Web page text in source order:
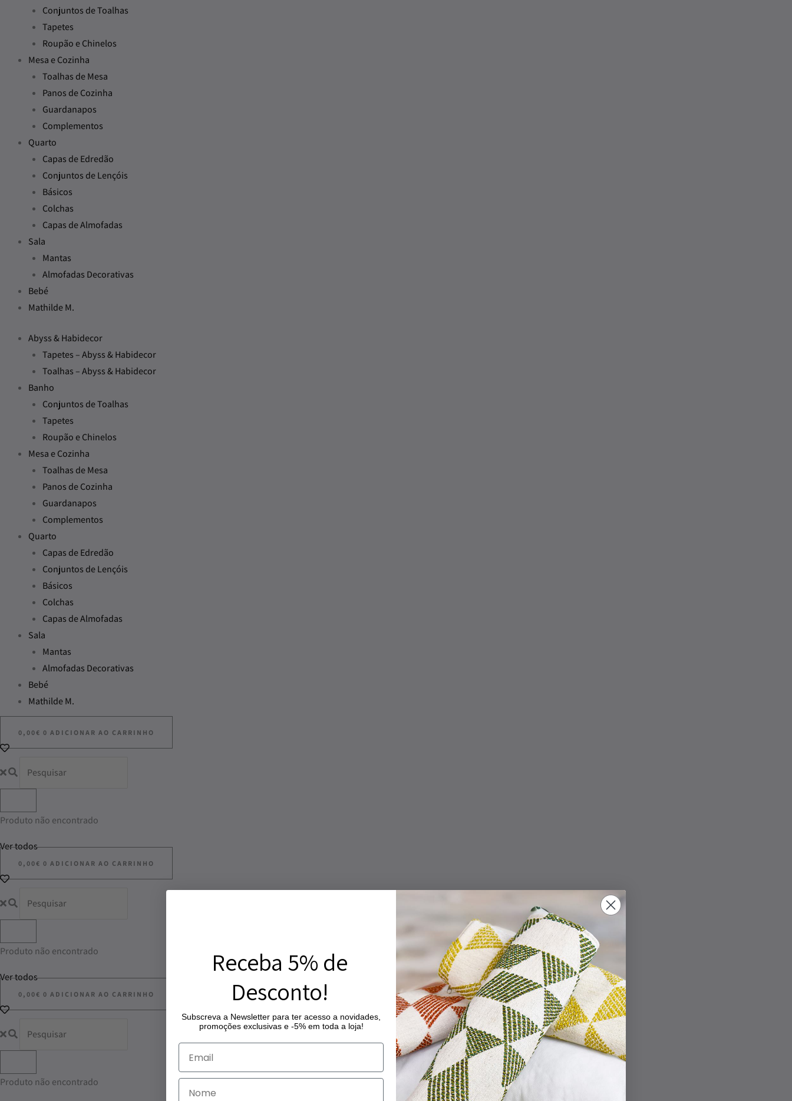
Conjuntos de Toalhas
Tapetes
Roupão e Chinelos
Mesa e Cozinha
Toalhas de Mesa
Panos de Cozinha
Guardanapos
Complementos
Quarto
Capas de Edredão
Conjuntos de Lençóis
Básicos
Colchas
Capas de Almofadas
Sala
Mantas
Almofadas Decorativas
Bebé
Mathilde M.
Abyss & Habidecor
Tapetes – Abyss & Habidecor
Toalhas – Abyss & Habidecor
Banho
Conjuntos de Toalhas
Tapetes
Roupão e Chinelos
Mesa e Cozinha
Toalhas de Mesa
Panos de Cozinha
Guardanapos
Complementos
Quarto
Capas de Edredão
Conjuntos de Lençóis
Básicos
Colchas
Capas de Almofadas
Sala
Mantas
Almofadas Decorativas
Bebé
Mathilde M.
0,00€ 0 ADICIONAR AO CARRINHO
Produto não encontrado
Ver todos
0,00€ 0 ADICIONAR AO CARRINHO
Produto não encontrado
Ver todos
0,00€ 0 ADICIONAR AO CARRINHO
Produto não encontrado
Receba 5% de
Desconto!
Subscreva a Newsletter para ter acesso a novidades,
promoções exclusivas e -5% em toda a loja!